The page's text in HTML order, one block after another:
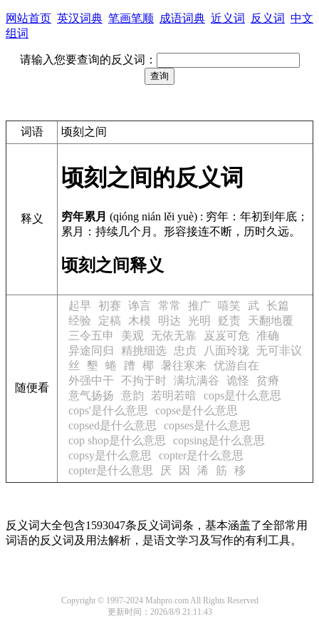
网站首页 英汉词典 笔画笔顺 成语词典 近义词 反义词 中文
组词
请输入您要查询的反义词：
词语 顷刻之间
释义
顷刻之间的反义词
穷年累月 (qióng nián lěi yuè) : 穷年：年初到年底；
累月：持续几个月。形容接连不断，历时久远。
顷刻之间释义
随便看
起早 初赛 谗言 常常 推广 嘻笑 武
长篇
经验
定稿 木模 明达 光明 贬责
天翻地覆
三令五申
美观 无依无靠 岌岌可危
准确
异途同归
精挑细选 忠贞 八面玲珑
无可非议
丝
墾 蜷 蹧 椰 暑往寒来 优游自在
外强中干 不拘于时 满坑满谷 诡怪
贫瘠
意气扬扬
意韵 若明若暗
cops是什么意思
cops'是什么意思
copse是什么意思
copsed是什么意思
copses是什么意思
cop shop是什么意思
copsing是什么意思
copsy是什么意思
copter是什么意思
copter是什么意思
厌 因 浠 筋 移
反义词大全包含1593047条反义词词条，基本涵盖了全部常用
词语的反义词及用法解析，是语文学习及写作的有利工具。
Copyright © 1997-2024 Mahpro.com All Rights Reserved
更新时间：2026/8/9 21:11:43